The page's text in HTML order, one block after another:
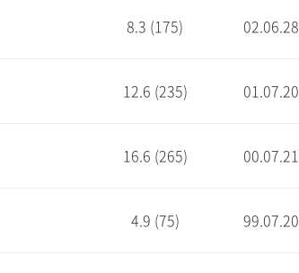
8.3 (175) 02.06.28
12.6 (235) 01.07.20
16.6 (265) 00.07.21
4.9 (75) 99.07.20